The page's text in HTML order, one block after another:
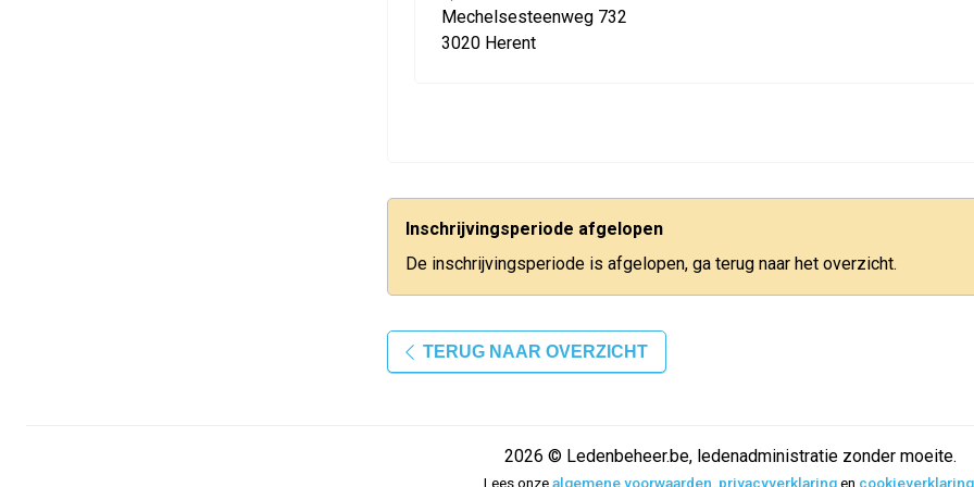
Mechelsesteenweg 732
3020 Herent
Inschrijvingsperiode afgelopen
De inschrijvingsperiode is afgelopen, ga terug naar het overzicht.
TERUG NAAR OVERZICHT
2026 © Ledenbeheer.be, ledenadministratie zonder moeite.
Lees onzealgemene voorwaarden privacyverklaringen cookieverklaring